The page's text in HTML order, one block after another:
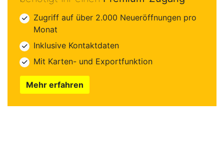
Zugriff auf über 2.000 Neueröffnungen pro
Monat
Inklusive Kontaktdaten
Mit Karten- und Exportfunktion
Mehr erfahren